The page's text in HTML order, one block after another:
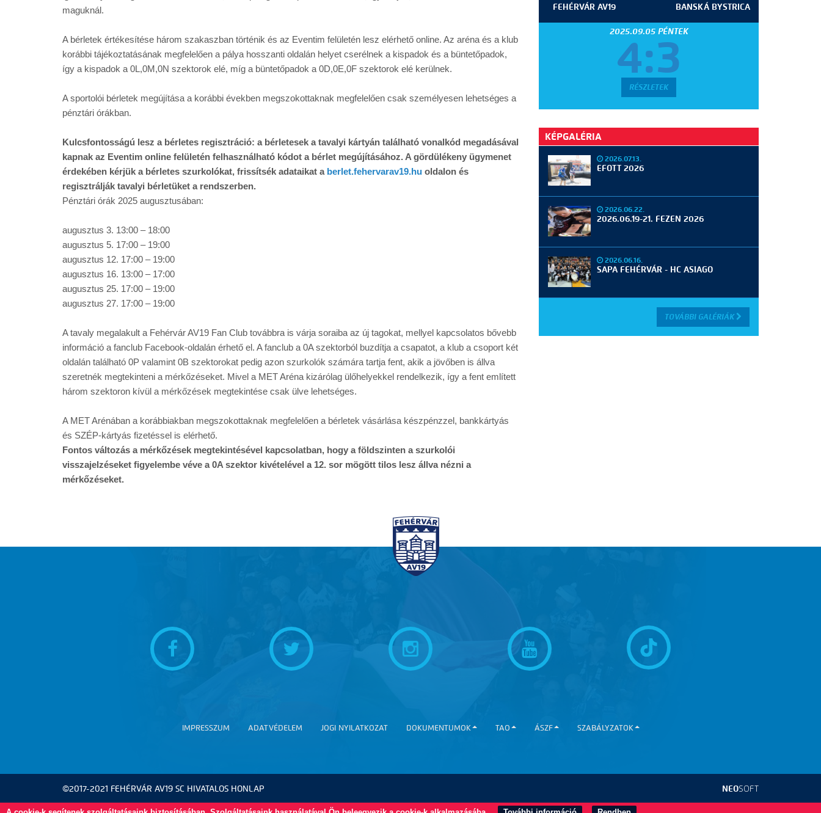
maguknál.
A bérletek értékesítése három szakaszban történik és az Eventim felületén lesz elérhető online. Az aréna és a klub
korábbi tájékoztatásának megfelelően a pálya hosszanti oldalán helyet cserélnek a kispadok és a büntetőpadok,
így a kispadok a 0L,0M,0N szektorok elé, míg a büntetőpadok a 0D,0E,0F szektorok elé kerülnek.
A sportolói bérletek megújítása a korábbi években megszokottaknak megfelelően csak személyesen lehetséges a
pénztári órákban.
Kulcsfontosságú lesz a bérletes regisztráció: a bérletesek a tavalyi kártyán található vonalkód megadásával
kapnak az Eventim online felületén felhasználható kódot a bérlet megújításához. A gördülékeny ügymenet
érdekében kérjük a bérletes szurkolókat, frissítsék adataikat a berlet.fehervarav19.hu oldalon és
regisztrálják tavalyi bérletüket a rendszerben.
Pénztári órák 2025 augusztusában:
augusztus 3. 13:00 – 18:00
augusztus 5. 17:00 – 19:00
augusztus 12. 17:00 – 19:00
augusztus 16. 13:00 – 17:00
augusztus 25. 17:00 – 19:00
augusztus 27. 17:00 – 19:00
A tavaly megalakult a Fehérvár AV19 Fan Club továbbra is várja soraiba az új tagokat, mellyel kapcsolatos bővebb
információ a fanclub Facebook-oldalán érhető el. A fanclub a 0A szektorból buzdítja a csapatot, a klub a csoport két
oldalán található 0P valamint 0B szektorokat pedig azon szurkolók számára tartja fent, akik a jövőben is állva
szeretnék megtekinteni a mérkőzéseket. Mivel a MET Aréna kizárólag ülőhelyekkel rendelkezik, így a fent említett
három szektoron kívül a mérkőzések megtekintése csak ülve lehetséges.
A MET Arénában a korábbiakban megszokottaknak megfelelően a bérletek vásárlása készpénzzel, bankkártyás
és SZÉP-kártyás fizetéssel is elérhető.
Fontos változás a mérkőzések megtekintésével kapcsolatban, hogy a földszinten a szurkolói
visszajelzéseket figyelembe véve a 0A szektor kivételével a 12. sor mögött tilos lesz állva nézni a
mérkőzéseket.
FEHÉRVÁR AV19 BANSKÁ BYSTRICA
2025.09.05 PÉNTEK
4:3
RÉSZLETEK
KÉPGALÉRIA
2026.07.13.
EFOTT 2026
2026.06.22.
2026.06.19-21. FEZEN 2026
2026.06.16.
SAPA FEHÉRVÁR - HC ASIAGO
TOVÁBBI GALÉRIÁK
IMPRESSZUM ADATVÉDELEM JOGI NYILATKOZAT DOKUMENTUMOK TAO ÁSZF SZABÁLYZATOK
©2017-2021 FEHÉRVÁR AV19 SC HIVATALOS HONLAP NEOSOFT